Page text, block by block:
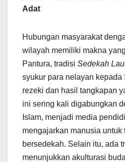
Adat
Hubungan masyarakat
wilayah memiliki makna
Pantura, tradisi Sedekah
syukur para nelayan kepada
rezeki dan hasil tangkapan
ini sering kali digabungkan
Islam, menjadi media
mengajarkan manusia untuk
bersedekah. Selain itu, ada
menunjukkan akulturasi